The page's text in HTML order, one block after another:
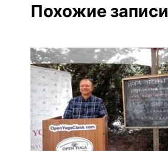
Похожие записи